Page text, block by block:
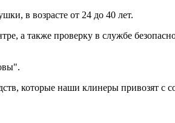
в возрасте от 24 до 40 лет.
а также проверку в службе
которые наши клинеры привозят с